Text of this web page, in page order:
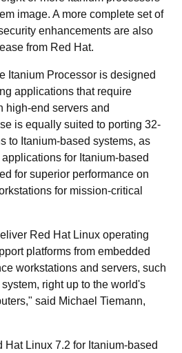
image. A more complete set of
enhancements are also
from Red Hat.
Itanium Processor is designed
applications that require
high-end servers and
is equally suited to porting 32-
to Itanium-based systems, as
for Itanium-based
for superior performance on
for mission-critical
Red Hat Linux operating
platforms from embedded
workstations and servers, such
right up to the world's
said Michael Tiemann,
Hat Linux 7.2 for Itanium-based